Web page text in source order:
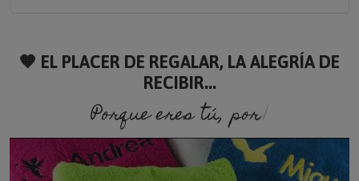
🧡 EL PLACER DE REGALAR, LA ALEGRÍA DE
RECIBIR...
Porque eres tú, porque soy